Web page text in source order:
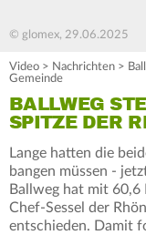
© glomex, 29.06.2025
Video > Nachrichten >
Gemeinde
BALLWEG
SPITZE DER
Lange hatten die
bangen müssen -
Ballweg hat mit 60,6
Chef-Sessel der
entschieden. Damit